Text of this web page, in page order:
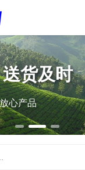
货及时
心产品